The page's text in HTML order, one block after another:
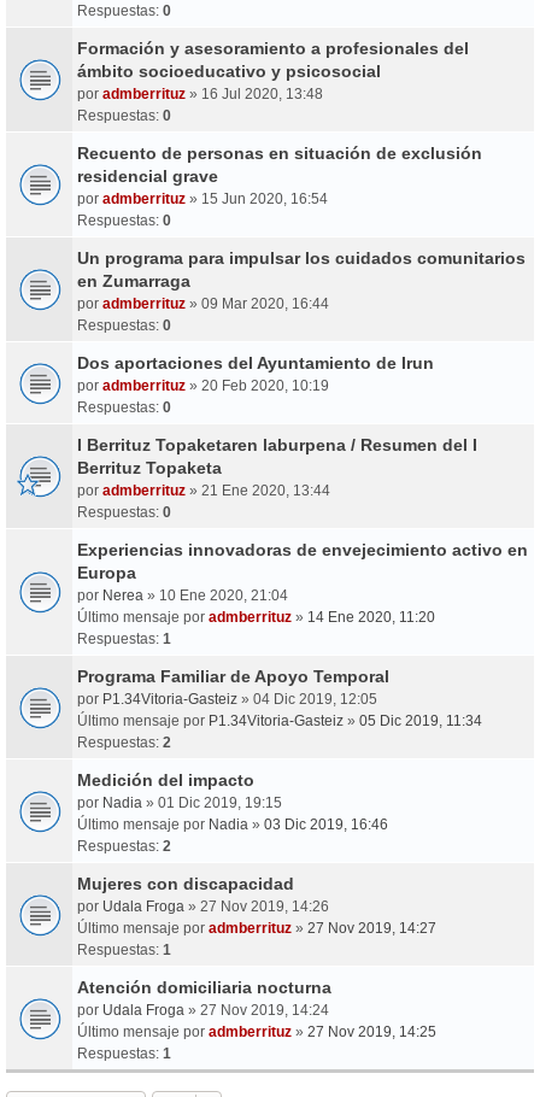
Respuestas: 0
Formación y asesoramiento a profesionales del
ámbito socioeducativo y psicosocial
por admberrituz » 16 Jul 2020, 13:48
Respuestas: 0
Recuento de personas en situación de exclusión
residencial grave
por admberrituz » 15 Jun 2020, 16:54
Respuestas: 0
Un programa para impulsar los cuidados comunitarios
en Zumarraga
por admberrituz » 09 Mar 2020, 16:44
Respuestas: 0
Dos aportaciones del Ayuntamiento de Irun
por admberrituz » 20 Feb 2020, 10:19
Respuestas: 0
I Berrituz Topaketaren laburpena / Resumen del I
Berrituz Topaketa
por admberrituz » 21 Ene 2020, 13:44
Respuestas: 0
Experiencias innovadoras de envejecimiento activo en
Europa
por Nerea » 10 Ene 2020, 21:04
Último mensaje por admberrituz » 14 Ene 2020, 11:20
Respuestas: 1
Programa Familiar de Apoyo Temporal
por P1.34Vitoria-Gasteiz » 04 Dic 2019, 12:05
Último mensaje por P1.34Vitoria-Gasteiz » 05 Dic 2019, 11:34
Respuestas: 2
Medición del impacto
por Nadia » 01 Dic 2019, 19:15
Último mensaje por Nadia » 03 Dic 2019, 16:46
Respuestas: 2
Mujeres con discapacidad
por Udala Froga » 27 Nov 2019, 14:26
Último mensaje por admberrituz » 27 Nov 2019, 14:27
Respuestas: 1
Atención domiciliaria nocturna
por Udala Froga » 27 Nov 2019, 14:24
Último mensaje por admberrituz » 27 Nov 2019, 14:25
Respuestas: 1